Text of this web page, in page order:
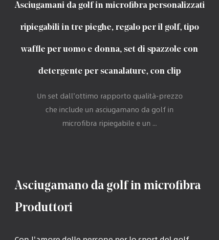
Asciugamani da golf in microfibra personalizzati
ripiegabili in tre pieghe, regalo per il golf, tipo
waffle per uomo e donna, set di spazzole con
detergente per scanalature, con clip
Un set dall'ottimo rapporto qualità-prezzo
che include un asciugamano da golf in
microfibra ripiegabile e un ...
Asciugamano da golf in microfibra
Produttori